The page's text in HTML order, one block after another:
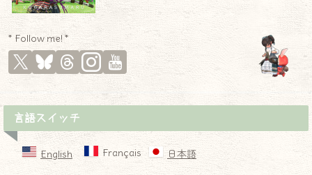
* Follow me! *
言語スイッチ
English Français 日本語